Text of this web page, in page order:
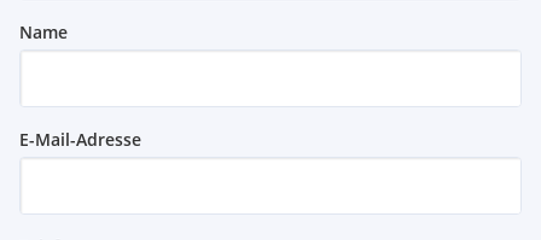
Name
E-Mail-Adresse